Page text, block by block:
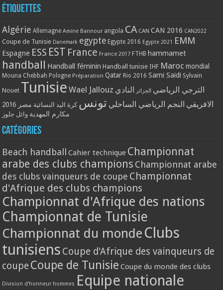
Étiquettes
Algérie Allemagne Amine Bannour angola CA CAN CAN 2016 CAN2022
Coupe de Tunisie Danemark egypte Egypte 2016 Egypte 2021 EMM
Espagne ESS EST France France 2017 FTHB hammamet
handball Handball féminin Handball tunisie IHF Maroc mondial
Mouna Chebbah Pologne Préparation Qatar Rio 2016 Sami Saidi Sylvain
Nouet Tunisie Wael Jallouz الترجي الرياضي الجزائر النادي
الافريقي النجم الرياضي الساحلي تونس كرة اليد النسائية مصر 2016
مكارم المهدية وائل جلوز
Catégories
Beach handball Cahier technique Championnat
arabe des clubs champions Championnat arabe
des clubs vainqueurs de coupe Championnat
d'Afrique des clubs champions
Championnat d'Afrique des nations
Championnat de Tunisie
Championnat du monde Clubs
tunisiens Coupe d'Afrique des vainqueurs de
coupe Coupe de Tunisie Coupe du monde des clubs
Division d'honneur hommes Equipe nationale